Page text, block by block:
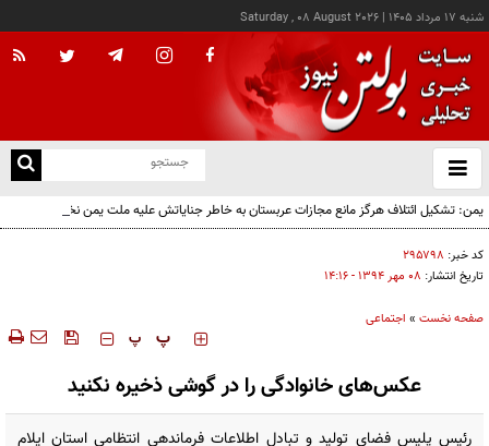
شنبه ۱۷ مرداد ۱۴۰۵ |
Saturday , 08 August 2026
باز
و
یمن: تشکیل ائتلاف هرگز مانع مجازات عربستان به خاطر جنایاتش علیه ملت یمن نخواهد شد
کد خبر: ۲۹۵۷۹۸
تاریخ انتشار: ۰۸ مهر ۱۳۹۴ - ۱۴:۱۶
صفحه نخست » اجتماعی
‍‍‍ پ پ
عکس‌های خانوادگی را در گوشی‌ ذخیره نکنید
رئیس پلیس فضای تولید و تبادل اطلاعات فرماندهی انتظامی استان ایلام